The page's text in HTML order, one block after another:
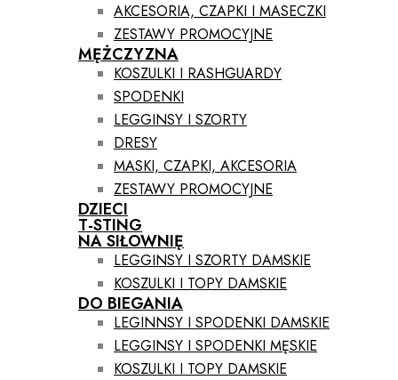
AKCESORIA, CZAPKI I MASECZKI
ZESTAWY PROMOCYJNE
MĘŻCZYZNA
KOSZULKI I RASHGUARDY
SPODENKI
LEGGINSY I SZORTY
DRESY
MASKI, CZAPKI, AKCESORIA
ZESTAWY PROMOCYJNE
DZIECI
T-STING
NA SIŁOWNIĘ
LEGGINSY I SZORTY DAMSKIE
KOSZULKI I TOPY DAMSKIE
DO BIEGANIA
LEGINNSY I SPODENKI DAMSKIE
LEGGINSY I SPODENKI MĘSKIE
KOSZULKI I TOPY DAMSKIE